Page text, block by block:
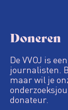
Doneren
De VVOJ is
journalisten.
maar wil je
donateur.